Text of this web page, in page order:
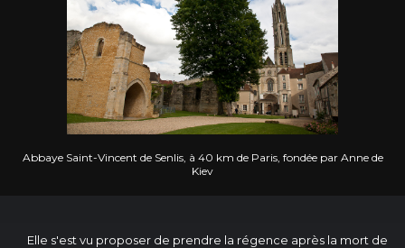
Abbaye Saint-Vincent de Senlis, à 40 km de Paris, fondée par Anne de
Kiev
Elle s'est vu proposer de prendre la régence après la mort de